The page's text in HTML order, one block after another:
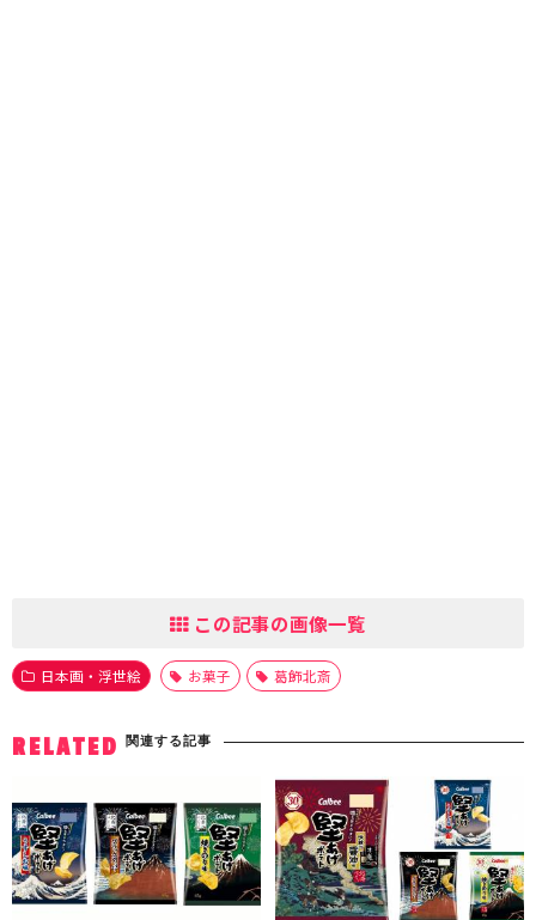
この記事の画像一覧
日本画・浮世絵 お菓子 葛飾北斎
RELATED 関連する記事